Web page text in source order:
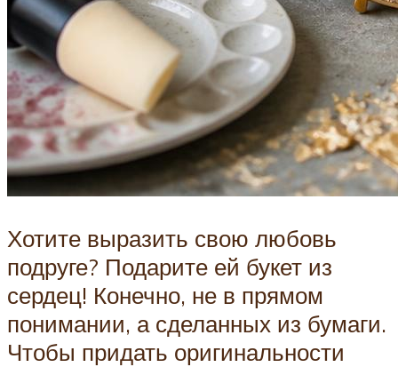
Хотите выразить свою любовь
подруге? Подарите ей букет из
сердец! Конечно, не в прямом
понимании, а сделанных из бумаги.
Чтобы придать оригинальности